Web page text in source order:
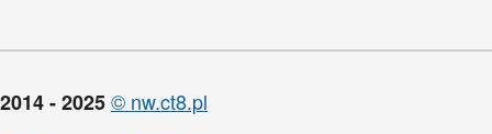
2014 - 2025© nw.ct8.pl